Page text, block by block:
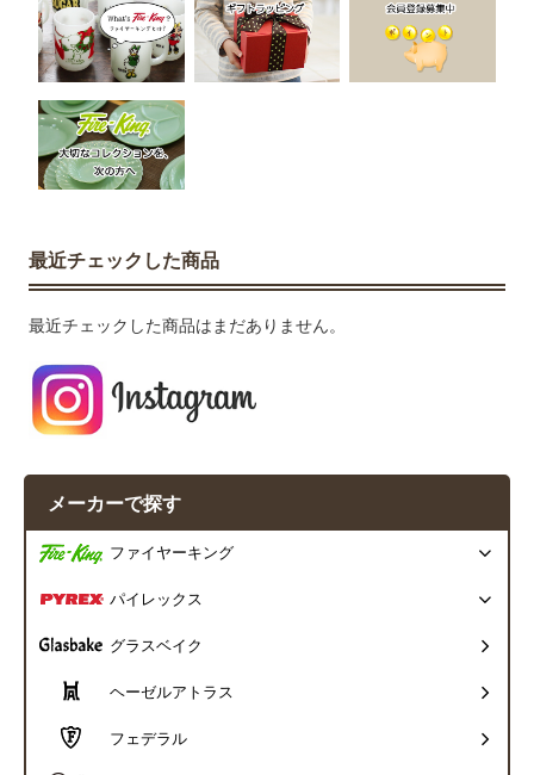
最近チェックした商品
最近チェックした商品はまだありません。
メーカーで探す
ファイヤーキング
パイレックス
グラスベイク
ヘーゼルアトラス
フェデラル